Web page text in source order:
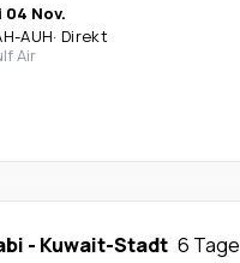
04 Nov.
-AUH· Direkt
Air
- Kuwait-Stadt 6 Tage